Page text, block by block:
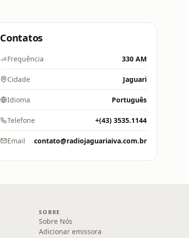
Contatos
Frequência 330 AM
Cidade Jaguari
Idioma Português
Telefone +(43) 3535.1144
Email contato@radiojaguariaiva.com.br
SOBRE
Sobre Nós
Adicionar emissora